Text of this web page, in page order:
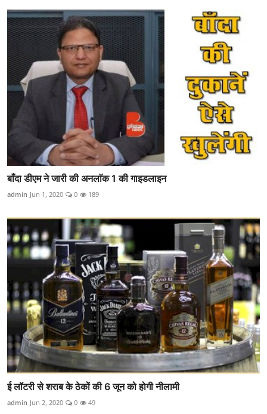
बाँदा डीएम ने जारी की अनलाॅक 1 की गाइडलाइन
admin Jun 1, 2020 0 189
ई लॉटरी से शराब के ठेकों की 6 जून को होगी नीलामी
admin Jun 2, 2020 0 49